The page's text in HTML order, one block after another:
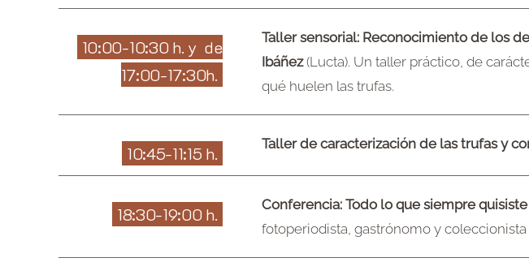
10:00-10:30 h. y de
17:00-17:30h.
Taller sensorial: Reconocimiento de los
Ibáñez(Lucta). Un taller práctico, de
qué huelen las trufas.
10:45-11:15 h. Taller de caracterización de las trufas y
18:30-19:00 h. Conferencia: Todo lo que siempre
fotoperiodista, gastrónomo y coleccionista